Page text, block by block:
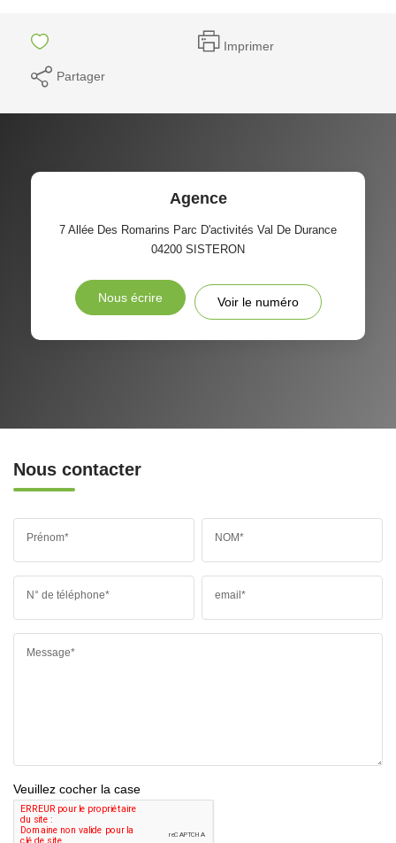
Imprimer
Partager
Agence
7 Allée Des Romarins Parc D'activités Val De Durance
04200 SISTERON
Nous écrire Voir le numéro
Nous contacter
Prénom* NOM*
N° de téléphone* email*
Message*
Veuillez cocher la case